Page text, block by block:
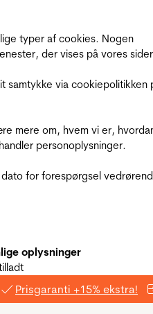
typer af cookies. Nogen
der vises på vores
samtykke via cookiepolitikken
mere om, hvem vi er,
personoplysninger.
for forespørgsel
oplysninger
Prisgaranti +15% ekstra!